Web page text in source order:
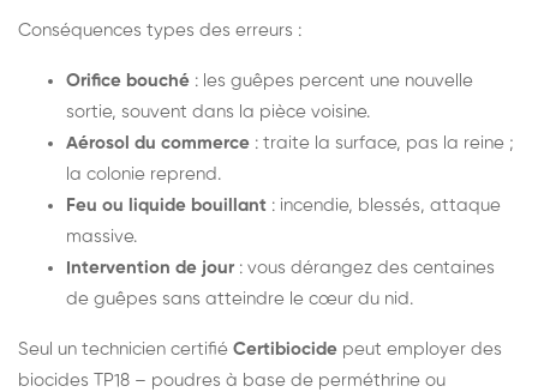
Conséquences types des erreurs :
Orifice bouché : les guêpes percent une nouvelle
sortie, souvent dans la pièce voisine.
Aérosol du commerce : traite la surface, pas la reine ;
la colonie reprend.
Feu ou liquide bouillant : incendie, blessés, attaque
massive.
Intervention de jour : vous dérangez des centaines
de guêpes sans atteindre le cœur du nid.
Seul un technicien certifié Certibiocide peut employer des
biocides TP18 – poudres à base de perméthrine ou